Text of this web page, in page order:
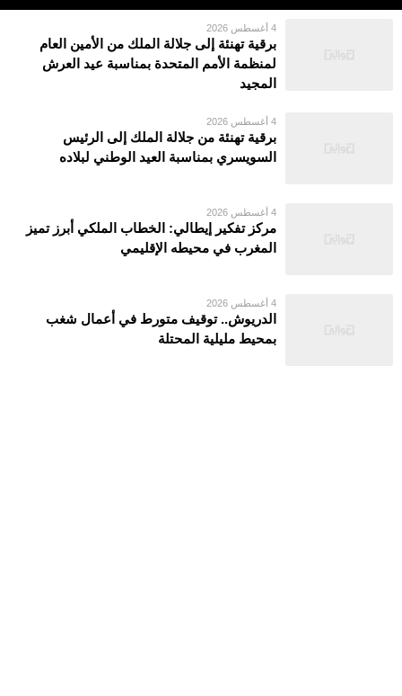
4 أغسطس 2026
برقية تهنئة إلى جلالة الملك من الأمين العام
لمنظمة الأمم المتحدة بمناسبة عيد العرش
المجيد
4 أغسطس 2026
برقية تهنئة من جلالة الملك إلى الرئيس
السويسري بمناسبة العيد الوطني لبلاده
4 أغسطس 2026
مركز تفكير إيطالي: الخطاب الملكي أبرز تميز
المغرب في محيطه الإقليمي
4 أغسطس 2026
الدريوش.. توقيف متورط في أعمال شغب
بمحيط مليلية المحتلة